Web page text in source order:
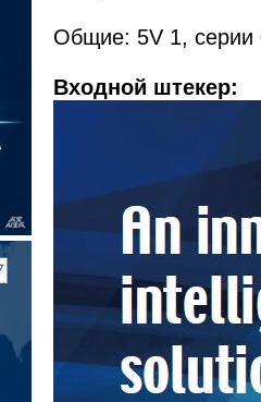
Общие: 5V 1, серии
Входной штекер: